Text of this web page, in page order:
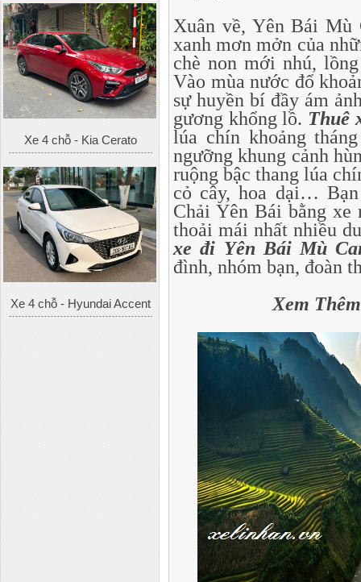
Xe 4 chỗ - Kia Cerato
Xe 4 chỗ - Hyundai Accent
Xuân về, Yên Bái Mù
xanh mơn mởn của
chè non mới nhú,
Vào mùa nước đổ
sự huyền bí đầy ám
gương khổng lồ. Thuê
lúa chín khoảng
ngưỡng khung cảnh
ruộng bậc thang lúa
cỏ cây, hoa dại…
Chải Yên Bái bằng xe
thoải mái nhất nhiều
xe đi Yên Bái Mù
đình, nhóm bạn, đoàn
Xem